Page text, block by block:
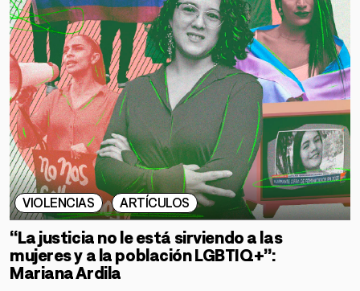
VIOLENCIAS ARTÍCULOS
“La justicia no le está sirviendo a las
mujeres y a la población LGBTIQ+”:
Mariana Ardila